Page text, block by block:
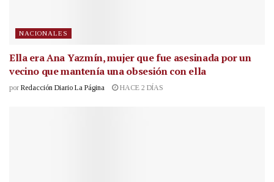
NACIONALES
Ella era Ana Yazmín, mujer que fue asesinada por un
vecino que mantenía una obsesión con ella
por Redacción Diario La Página HACE 2 DÍAS